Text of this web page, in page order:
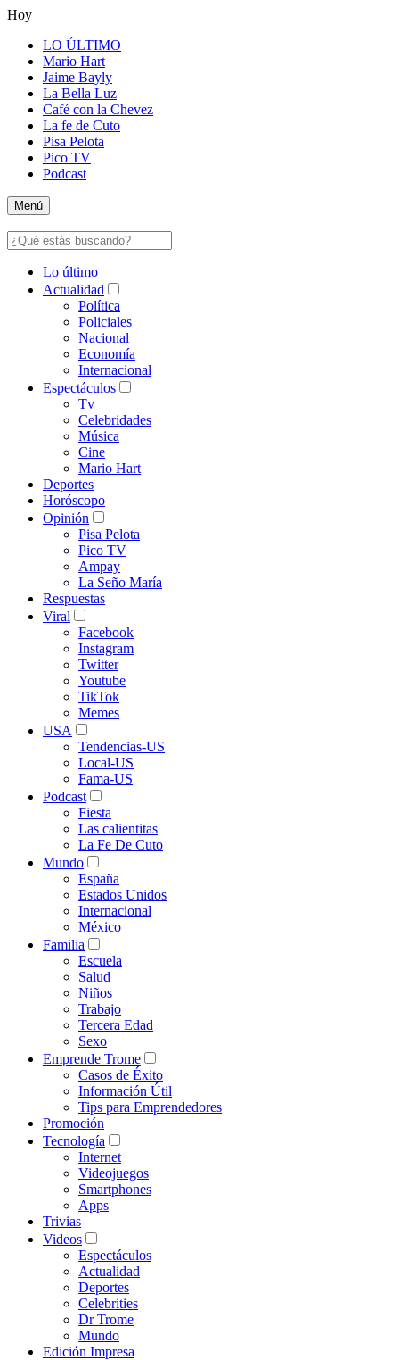
Hoy
LO ÚLTIMO
Mario Hart
Jaime Bayly
La Bella Luz
Café con la Chevez
La fe de Cuto
Pisa Pelota
Pico TV
Podcast
Menú
Lo último
Actualidad
Política
Policiales
Nacional
Economía
Internacional
Espectáculos
Tv
Celebridades
Música
Cine
Mario Hart
Deportes
Horóscopo
Opinión
Pisa Pelota
Pico TV
Ampay
La Seño María
Respuestas
Viral
Facebook
Instagram
Twitter
Youtube
TikTok
Memes
USA
Tendencias-US
Local-US
Fama-US
Podcast
Fiesta
Las calientitas
La Fe De Cuto
Mundo
España
Estados Unidos
Internacional
México
Familia
Escuela
Salud
Niños
Trabajo
Tercera Edad
Sexo
Emprende Trome
Casos de Éxito
Información Útil
Tips para Emprendedores
Promoción
Tecnología
Internet
Videojuegos
Smartphones
Apps
Trivias
Videos
Espectáculos
Actualidad
Deportes
Celebrities
Dr Trome
Mundo
Edición Impresa